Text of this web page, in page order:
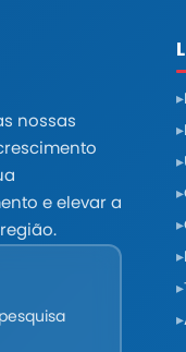
nossas
e elevar a